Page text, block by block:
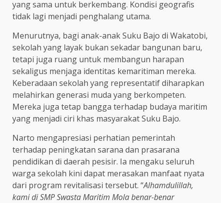
yang sama untuk berkembang. Kondisi geografis
tidak lagi menjadi penghalang utama.
Menurutnya, bagi anak-anak Suku Bajo di Wakatobi,
sekolah yang layak bukan sekadar bangunan baru,
tetapi juga ruang untuk membangun harapan
sekaligus menjaga identitas kemaritiman mereka.
Keberadaan sekolah yang representatif diharapkan
melahirkan generasi muda yang berkompeten.
Mereka juga tetap bangga terhadap budaya maritim
yang menjadi ciri khas masyarakat Suku Bajo.
Narto mengapresiasi perhatian pemerintah
terhadap peningkatan sarana dan prasarana
pendidikan di daerah pesisir. Ia mengaku seluruh
warga sekolah kini dapat merasakan manfaat nyata
dari program revitalisasi tersebut. “Alhamdulillah,
kami di SMP Swasta Maritim Mola benar-benar